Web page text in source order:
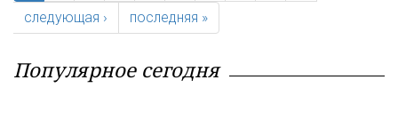
следующая ›
последняя »
Популярное сегодня